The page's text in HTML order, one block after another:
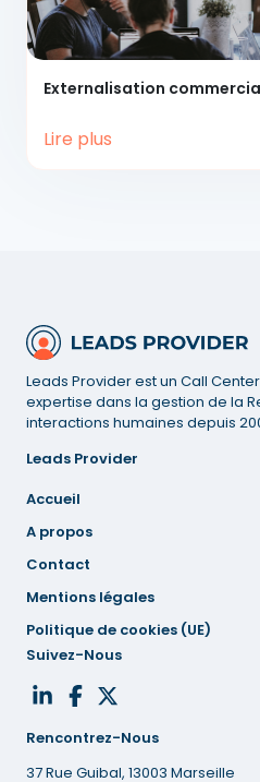
Externalisation
Lire plus
Leads Provider est un Call
expertise dans la gestion de la
interactions humaines depuis
Leads Provider
Accueil
A propos
Contact
Mentions légales
Politique de cookies (UE)
Suivez-Nous
Rencontrez-Nous
37 Rue Guibal, 13003 Marseille